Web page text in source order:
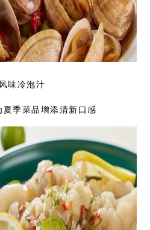
味冷泡汁
季菜品增添清新口感